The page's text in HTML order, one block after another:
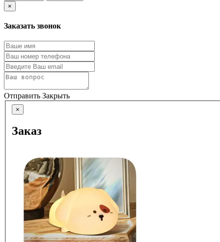
×
Заказать звонок
Отправить Закрыть
×
Заказ